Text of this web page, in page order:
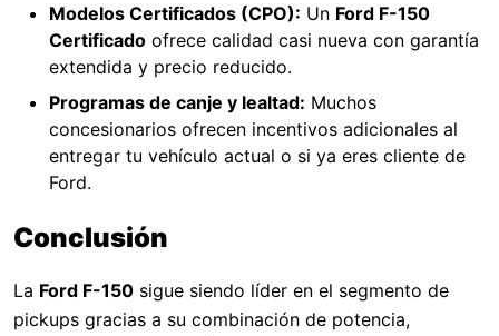
Modelos Certificados (CPO): Un Ford F-150
Certificado ofrece calidad casi nueva con garantía
extendida y precio reducido.
Programas de canje y lealtad: Muchos
concesionarios ofrecen incentivos adicionales al
entregar tu vehículo actual o si ya eres cliente de
Ford.
Conclusión
La Ford F-150 sigue siendo líder en el segmento de
pickups gracias a su combinación de potencia,